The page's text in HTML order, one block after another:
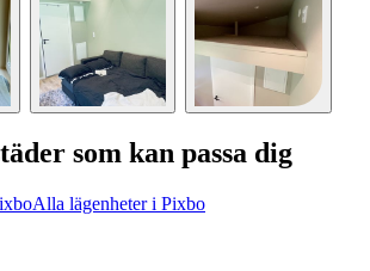
som kan passa dig
Alla lägenheter i Pixbo